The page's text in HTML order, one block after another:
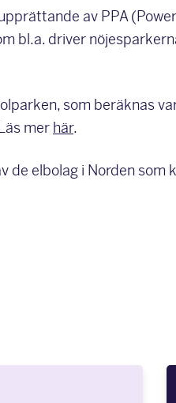
av PPA
bl.a. driver
som beräknas
mer här.
elbolag i Norden som